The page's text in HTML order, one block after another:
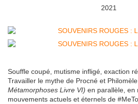
2021
Souffle coupé, mutisme infligé, exaction
Travailler le mythe de Procné et Philomèle
Métamorphoses Livre VI) en parallèle, en
mouvements actuels et éternels de